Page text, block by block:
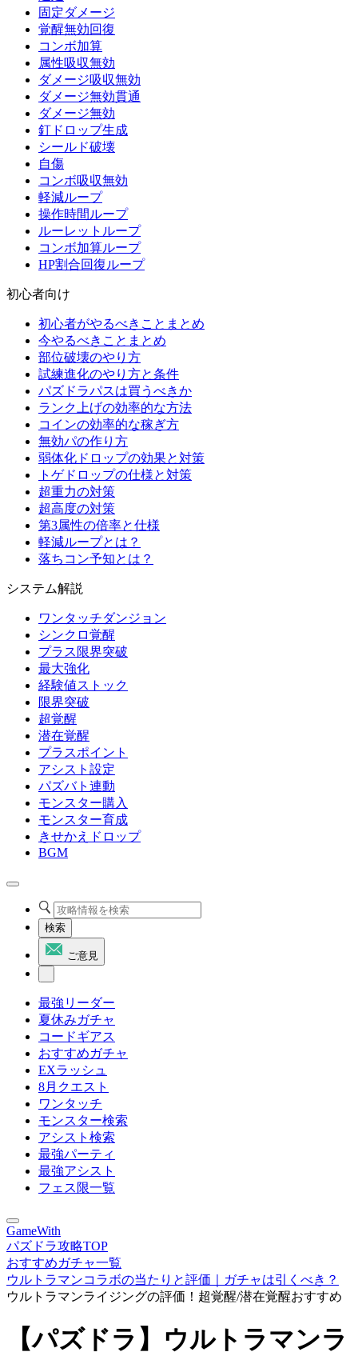
固定ダメージ
覚醒無効回復
コンボ加算
属性吸収無効
ダメージ吸収無効
ダメージ無効貫通
ダメージ無効
釘ドロップ生成
シールド破壊
自傷
コンボ吸収無効
軽減ループ
操作時間ループ
ルーレットループ
コンボ加算ループ
HP割合回復ループ
初心者向け
初心者がやるべきことまとめ
今やるべきことまとめ
部位破壊のやり方
試練進化のやり方と条件
パズドラパスは買うべきか
ランク上げの効率的な方法
コインの効率的な稼ぎ方
無効パの作り方
弱体化ドロップの効果と対策
トゲドロップの仕様と対策
超重力の対策
超高度の対策
第3属性の倍率と仕様
軽減ループとは？
落ちコン予知とは？
システム解説
ワンタッチダンジョン
シンクロ覚醒
プラス限界突破
最大強化
経験値ストック
限界突破
超覚醒
潜在覚醒
プラスポイント
アシスト設定
パズバト連動
モンスター購入
モンスター育成
きせかえドロップ
BGM
検索
ご意見
最強リーダー
夏休みガチャ
コードギアス
おすすめガチャ
EXラッシュ
8月クエスト
ワンタッチ
モンスター検索
アシスト検索
最強パーティ
最強アシスト
フェス限一覧
GameWith
パズドラ攻略TOP
おすすめガチャ一覧
ウルトラマンコラボの当たりと評価｜ガチャは引くべき？
ウルトラマンライジングの評価！超覚醒/潜在覚醒おすすめ
【パズドラ】ウルトラマンラ